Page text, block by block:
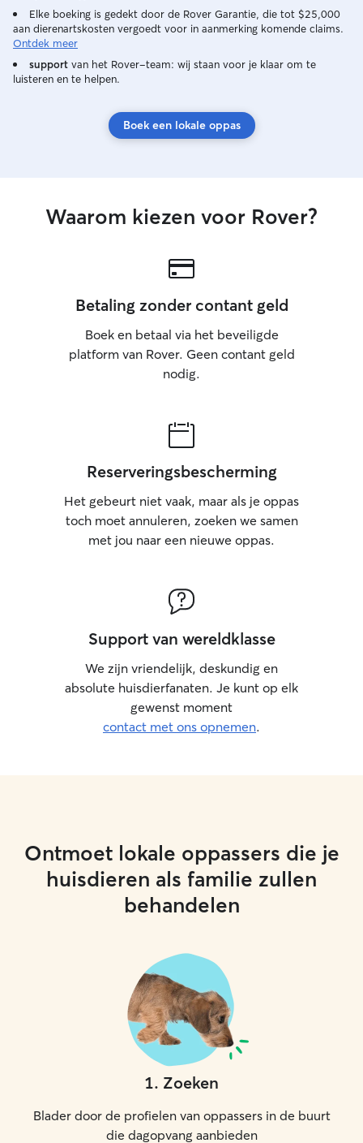
Elke boeking is gedekt door de Rover Garantie, die tot $25,000
aan dierenartskosten vergoedt voor in aanmerking komende claims.
Ontdek meer
support van het Rover-team: wij staan voor je klaar om te
luisteren en te helpen.
Boek een lokale oppas
Waarom kiezen voor Rover?
Betaling zonder contant geld
Boek en betaal via het beveiligde
platform van Rover. Geen contant geld
nodig.
Reserveringsbescherming
Het gebeurt niet vaak, maar als je oppas
toch moet annuleren, zoeken we samen
met jou naar een nieuwe oppas.
Support van wereldklasse
We zijn vriendelijk, deskundig en
absolute huisdierfanaten. Je kunt op elk
gewenst moment
contact met ons opnemen.
Ontmoet lokale oppassers die je
huisdieren als familie zullen
behandelen
1. Zoeken
Blader door de profielen van oppassers in de buurt
die dagopvang aanbieden